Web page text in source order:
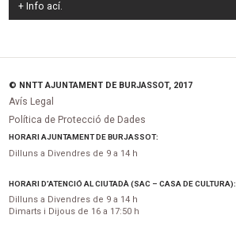
+ Info ací.
© NNTT AJUNTAMENT DE BURJASSOT, 2017
Avís Legal
Política de Protecció de Dades
HORARI AJUNTAMENT DE BURJASSOT:
Dilluns a Divendres de 9 a 14 h
HORARI D’ATENCIÓ AL CIUTADÀ (SAC – CASA DE CULTURA):
Dilluns a Divendres de 9 a 14 h
Dimarts i Dijous de 16 a 17:50 h